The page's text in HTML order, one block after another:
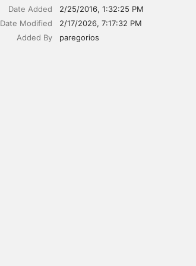
Date Added
2/25/2016, 1:32:25 PM
Date Modified
2/17/2026, 7:17:32 PM
Added By
paregorios